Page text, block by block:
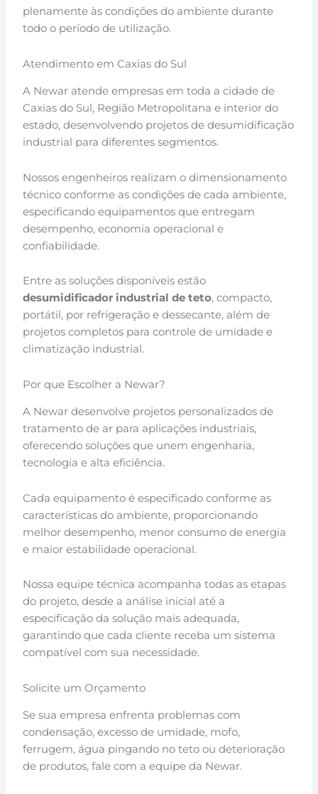
plenamente às condições do ambiente durante
todo o período de utilização.
Atendimento em Caxias do Sul
A Newar atende empresas em toda a cidade de
Caxias do Sul, Região Metropolitana e interior do
estado, desenvolvendo projetos de desumidificação
industrial para diferentes segmentos.
Nossos engenheiros realizam o dimensionamento
técnico conforme as condições de cada ambiente,
especificando equipamentos que entregam
desempenho, economia operacional e
confiabilidade.
Entre as soluções disponíveis estão
desumidificador industrial de teto, compacto,
portátil, por refrigeração e dessecante, além de
projetos completos para controle de umidade e
climatização industrial.
Por que Escolher a Newar?
A Newar desenvolve projetos personalizados de
tratamento de ar para aplicações industriais,
oferecendo soluções que unem engenharia,
tecnologia e alta eficiência.
Cada equipamento é especificado conforme as
características do ambiente, proporcionando
melhor desempenho, menor consumo de energia
e maior estabilidade operacional.
Nossa equipe técnica acompanha todas as etapas
do projeto, desde a análise inicial até a
especificação da solução mais adequada,
garantindo que cada cliente receba um sistema
compatível com sua necessidade.
Solicite um Orçamento
Se sua empresa enfrenta problemas com
condensação, excesso de umidade, mofo,
ferrugem, água pingando no teto ou deterioração
de produtos, fale com a equipe da Newar.